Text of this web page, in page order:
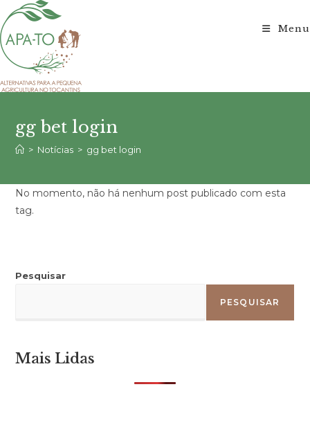
para
o
conteúdo
Menu
gg bet login
> Notícias > gg bet login
No momento, não há nenhum post publicado com esta
tag.
Pesquisar
PESQUISAR
Mais Lidas